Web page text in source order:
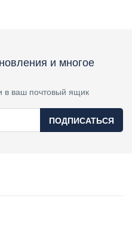
и многое
в ваш почтовый ящик
ПОДПИСАТЬСЯ